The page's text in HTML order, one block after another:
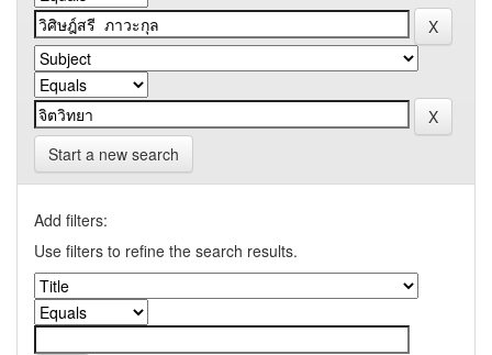
Start a new search
Add filters:
Use filters to refine the search results.